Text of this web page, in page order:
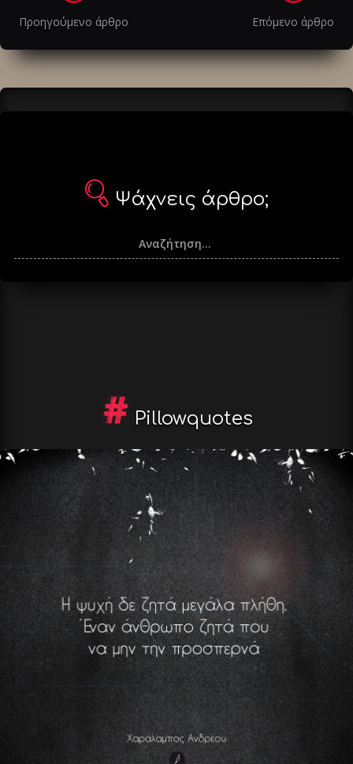
στα
άρθρα
Προηγούμενο άρθρο Επόμενο άρθρο
Ψάχνεις άρθρο;
Pillowquotes